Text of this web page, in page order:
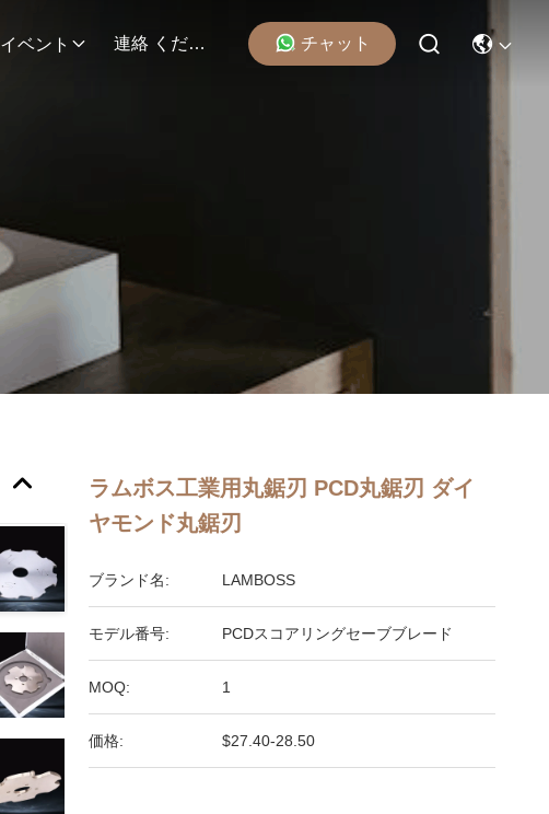
イベント 連絡 ください チャット
ラムボス工業用丸鋸刃 PCD丸鋸刃 ダイ
ヤモンド丸鋸刃
ブランド名: LAMBOSS
モデル番号: PCDスコアリングセーブブレード
MOQ: 1
価格: $27.40-28.50